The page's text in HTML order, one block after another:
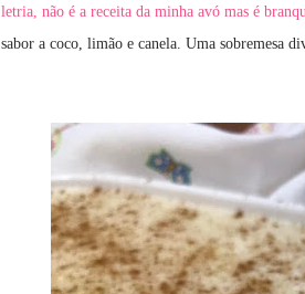
letria, não é a receita da minha avó mas é
sabor a coco, limão e canela. Uma sobremesa